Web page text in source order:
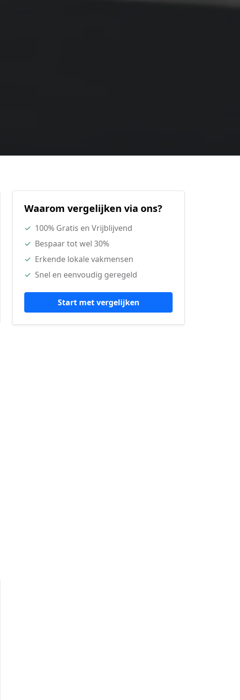
Waarom vergelijken via ons?
✓ 100% Gratis en Vrijblijvend
✓ Bespaar tot wel 30%
✓ Erkende lokale vakmensen
✓ Snel en eenvoudig geregeld
Start met vergelijken